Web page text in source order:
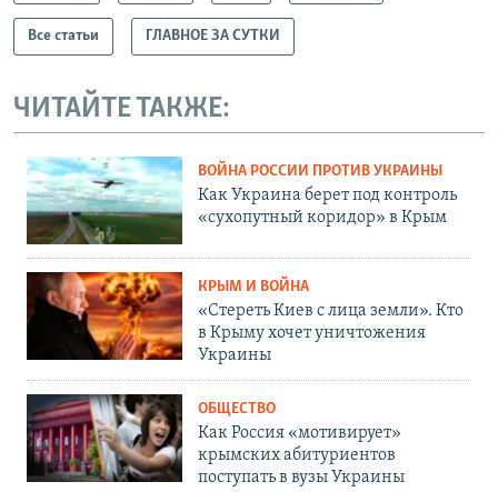
Все статьи ГЛАВНОЕ ЗА СУТКИ
ЧИТАЙТЕ ТАКЖЕ:
ВОЙНА РОССИИ ПРОТИВ УКРАИНЫ
Как Украина берет под контроль
«сухопутный коридор» в Крым
КРЫМ И ВОЙНА
«Стереть Киев с лица земли». Кто
в Крыму хочет уничтожения
Украины
ОБЩЕСТВО
Как Россия «мотивирует»
крымских абитуриентов
поступать в вузы Украины